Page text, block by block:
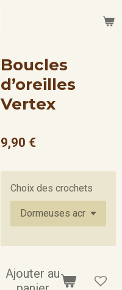
Boucles
d’oreilles
Vertex
9,90 €
Choix des crochets
Ajouter au